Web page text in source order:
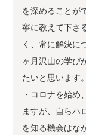
を深めることが
寧に教えて下さ
く、常に解決に
ヶ月沢山の学び
たいと思います
・コロナを始め
ますが、自らハ
を知る機会はな